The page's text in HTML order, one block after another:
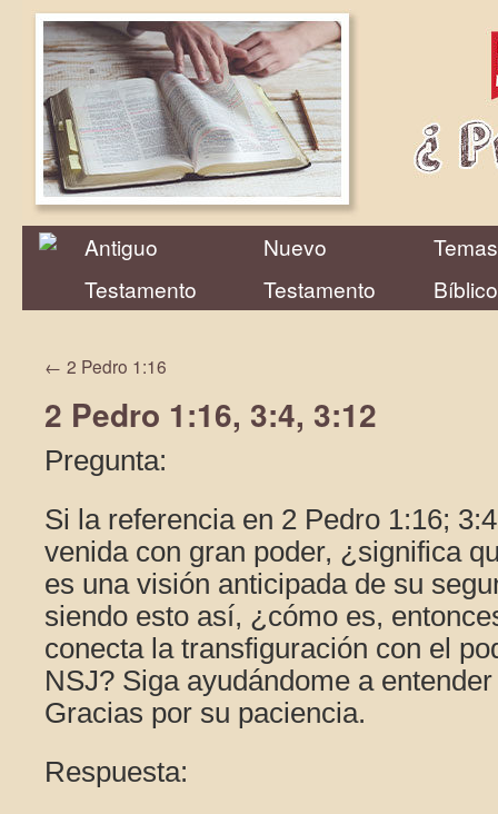
Antiguo
Testamento
Nuevo
Testamento
Temas
← 2 Pedro 1:16
2 Pedro 1:16, 3:4, 3:12
Pregunta:
Si la referencia en 2 Pedro 1:16;
venida con gran poder, ¿significa
es una visión anticipada de su
siendo esto así, ¿cómo es,
conecta la transfiguración con el
NSJ? Siga ayudándome a
Gracias por su paciencia.
Respuesta: